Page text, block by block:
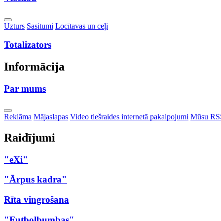
Toggle
Dropdown
Uzturs Sasitumi Locītavas un ceļi
Totalizators
Informācija
Par mums
Toggle
Dropdown
Reklāma Mājaslapas Video tiešraides internetā pakalpojumi Mūsu
Raidījumi
"eXi"
"Ārpus kadra"
Rīta vingrošana